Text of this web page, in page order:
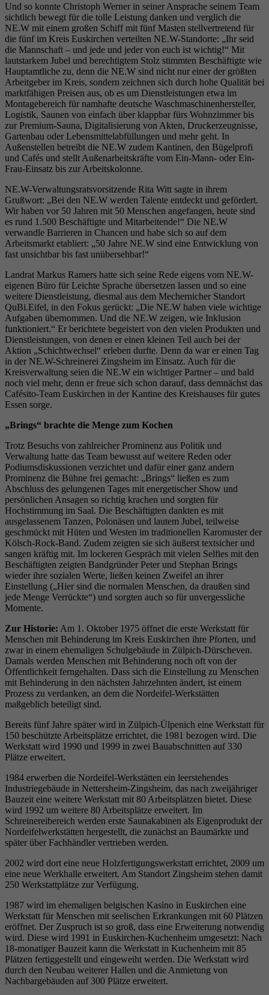
Und so konnte Christoph Werner in seiner Ansprache seinem Team
sichtlich bewegt für die tolle Leistung danken und verglich die
NE.W mit einem großen Schiff mit fünf Masten stellvertretend für
die fünf im Kreis Euskirchen verteilten NE.W-Standorte: „Ihr seid
die Mannschaft – und jede und jeder von euch ist wichtig!“ Mit
lautstarkem Jubel und berechtigtem Stolz stimmten Beschäftigte wie
Hauptamtliche zu, denn die NE.W sind nicht nur einer der größten
Arbeitgeber im Kreis, sondern zeichnen sich durch hohe Qualität bei
marktfähigen Preisen aus, ob es um Dienstleistungen etwa im
Montagebereich für namhafte deutsche Waschmaschinenhersteller,
Logistik, Saunen von einfach über klappbar fürs Wohnzimmer bis
zur Premium-Sauna, Digitalisierung von Akten, Druckerzeugnisse,
Gartenbau oder Lebensmittelabfüllungen und mehr geht. In
Außenstellen betreibt die NE.W zudem Kantinen, den Bügelprofi
und Cafés und stellt Außenarbeitskräfte vom Ein-Mann- oder Ein-
Frau-Einsatz bis zur Arbeitskolonne.
NE.W-Verwaltungsratsvorsitzende Rita Witt sagte in ihrem
Grußwort: „Bei den NE.W werden Talente entdeckt und gefördert.
Wir haben vor 50 Jahren mit 50 Menschen angefangen, heute sind
es rund 1.500 Beschäftigte und Mitarbeitende!“ Die NE.W
verwandle Barrieren in Chancen und habe sich so auf dem
Arbeitsmarkt etabliert: „50 Jahre NE.W sind eine Entwicklung von
fast unsichtbar bis fast unübersehbar!“
Landrat Markus Ramers hatte sich seine Rede eigens vom NE.W-
eigenen Büro für Leichte Sprache übersetzen lassen und so eine
weitere Dienstleistung, diesmal aus dem Mechernicher Standort
QuBi.Eifel, in den Fokus gerückt: „Die NE.W haben viele wichtige
Aufgaben übernommen. Und die NE.W zeigen, wie Inklusion
funktioniert.“ Er berichtete begeistert von den vielen Produkten und
Dienstleistungen, von denen er einen kleinen Teil auch bei der
Aktion „Schichtwechsel“ erleben durfte. Denn da war er einen Tag
in der NE.W-Schreinerei Zingsheim im Einsatz. Auch für die
Kreisverwaltung seien die NE.W ein wichtiger Partner – und bald
noch viel mehr, denn er freue sich schon darauf, dass demnächst das
Cafésito-Team Euskirchen in der Kantine des Kreishauses für gutes
Essen sorge.
„Brings“ brachte die Menge zum Kochen
Trotz Besuchs von zahlreicher Prominenz aus Politik und
Verwaltung hatte das Team bewusst auf weitere Reden oder
Podiumsdiskussionen verzichtet und dafür einer ganz andern
Prominenz die Bühne frei gemacht: „Brings“ ließen es zum
Abschluss des gelungenen Tages mit energetischer Show und
persönlichen Ansagen so richtig krachen und sorgten für
Hochstimmung im Saal. Die Beschäftigten dankten es mit
ausgelassenem Tanzen, Polonäsen und lautem Jubel, teilweise
geschmückt mit Hüten und Westen im traditionellen Karomuster der
Kölsch-Rock-Band. Zudem zeigten sie sich äußerst textsicher und
sangen kräftig mit. Im lockeren Gespräch mit vielen Selfies mit den
Beschäftigten zeigten Bandgründer Peter und Stephan Brings
wieder ihre sozialen Werte, ließen keinen Zweifel an ihrer
Einstellung („Hier sind die normalen Menschen, da draußen sind
jede Menge Verrückte“) und sorgten auch so für unvergessliche
Momente.
Zur Historie: Am 1. Oktober 1975 öffnet die erste Werkstatt für
Menschen mit Behinderung im Kreis Euskirchen ihre Pforten, und
zwar in einem ehemaligen Schulgebäude in Zülpich-Dürscheven.
Damals werden Menschen mit Behinderung noch oft von der
Öffentlichkeit ferngehalten. Dass sich die Einstellung zu Menschen
mit Behinderung in den nächsten Jahrzehnten ändert, ist einem
Prozess zu verdanken, an dem die Nordeifel-Werkstätten
maßgeblich beteiligt sind.
Bereits fünf Jahre später wird in Zülpich-Ülpenich eine Werkstatt für
150 beschützte Arbeitsplätze errichtet, die 1981 bezogen wird. Die
Werkstatt wird 1990 und 1999 in zwei Bauabschnitten auf 330
Plätze erweitert.
1984 erwerben die Nordeifel-Werkstätten ein leerstehendes
Industriegebäude in Nettersheim-Zingsheim, das nach zweijähriger
Bauzeit eine weitere Werkstatt mit 80 Arbeitsplätzen bietet. Diese
wird 1992 um weitere 80 Arbeitsplätze erweitert. Im
Schreinereibereich werden erste Saunakabinen als Eigenprodukt der
Nordeifelwerkstätten hergestellt, die zunächst an Baumärkte und
später über Fachhändler vertrieben werden.
2002 wird dort eine neue Holzfertigungswerkstatt errichtet, 2009 um
eine neue Werkhalle erweitert. Am Standort Zingsheim stehen damit
250 Werkstattplätze zur Verfügung.
1987 wird im ehemaligen belgischen Kasino in Euskirchen eine
Werkstatt für Menschen mit seelischen Erkrankungen mit 60 Plätzen
eröffnet. Der Zuspruch ist so groß, dass eine Erweiterung notwendig
wird. Diese wird 1991 in Euskirchen-Kuchenheim umgesetzt: Nach
18-monatiger Bauzeit kann die Werkstatt in Kuchenheim mit 85
Plätzen fertiggestellt und eingeweiht werden. Die Werkstatt wird
durch den Neubau weiterer Hallen und die Anmietung von
Nachbargebäuden auf 300 Plätze erweitert.